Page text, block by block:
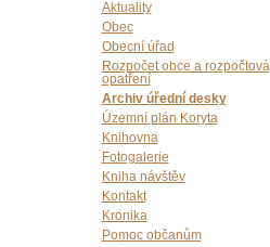
Aktuality
Obec
Obecní úřad
Rozpočet obce a rozpočtová
opatření
Archiv úřední desky
Územní plán Koryta
Knihovna
Fotogalerie
Kniha návštěv
Kontakt
Kronika
Pomoc občanům